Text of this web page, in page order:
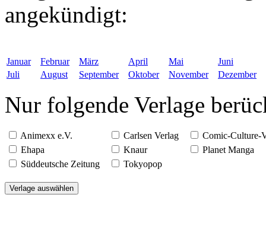
angekündigt:
Januar Februar März April Mai
Juni
Juli
August September Oktober November Dezember
Nur folgende Verlage
Animexx e.V. Carlsen Verlag
Comic-
Ehapa
Knaur
Planet Manga
Süddeutsche Zeitung
Tokyopop